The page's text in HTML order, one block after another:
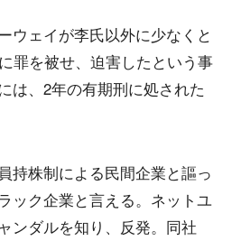
ウェイが李氏以外に少なくと
罪を被せ、迫害したという事
は、2年の有期刑に処された
持株制による民間企業と謳っ
ック企業と言える。ネットユ
ンダルを知り、反発。同社